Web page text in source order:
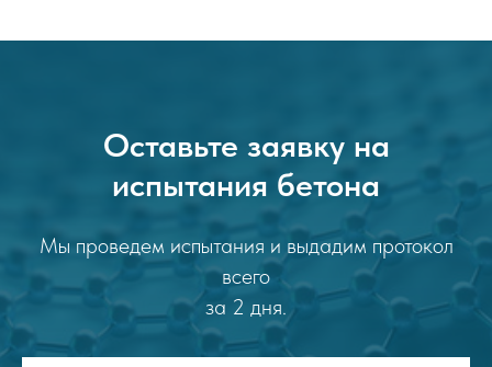
Оставьте заявку на
испытания бетона
Мы проведем испытания и выдадим протокол
всего
за 2 дня.